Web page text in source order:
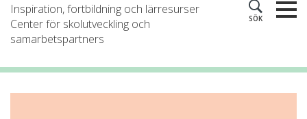
Inspiration, fortbildning och lärresurser
Center för skolutveckling och
samarbetspartners
SÖK